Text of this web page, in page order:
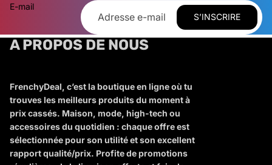
E-mail
S’INSCRIRE
A PROPOS DE NOUS
FrenchyDeal, c’est la boutique en ligne où tu
trouves les meilleurs produits du moment à
prix cassés. Maison, mode, high-tech ou
accessoires du quotidien : chaque offre est
sélectionnée pour son utilité et son excellent
rapport qualité/prix. Profite de promotions